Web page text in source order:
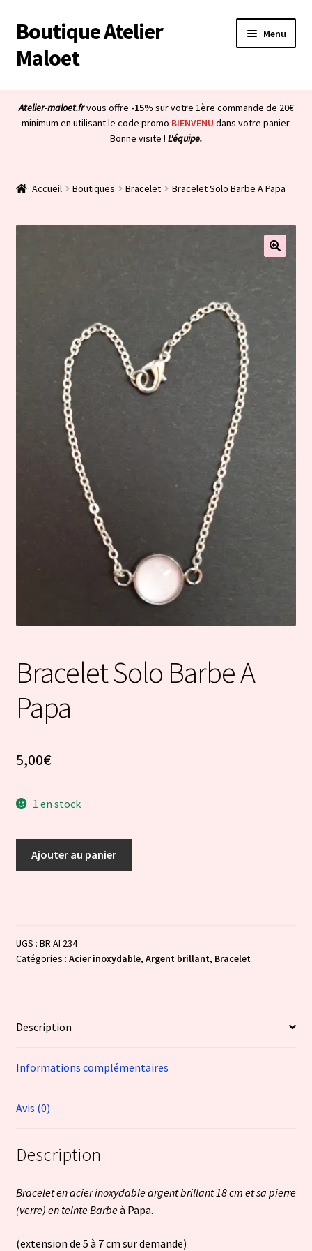
Aller
à
la
Aller
au
contenu
Boutique Atelier
Maloet
Menu
Boutique
Ouvrir
menu
Ouvrir
menu
enfant
Ouvrir
le
enfant
Bienvenue dans la boutique
Atelier-maloet.frvous offre -15% sur votre 1ère commande de 20€
minimum en utilisant le code promo BIENVENU dans votre panier.
Bonne visite ! L'équipe.
Accueil Boutiques Bracelet Bracelet Solo Barbe A Papa
Bracelet Solo Barbe A
Papa
5,00€
1 en stock
Papa
Ajouter au panier
UGS : BR AI 234
Catégories : Acier inoxydable, Argent brillant, Bracelet
Description
Informations complémentaires
Avis (0)
Description
Bracelet en acier inoxydable argent brillant 18 cm et sa pierre
(verre) en teinte Barbeà Papa.
(extension de 5 à 7 cm sur demande)